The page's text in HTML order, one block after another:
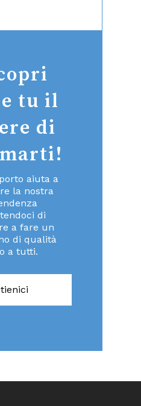
tu il
di
aiuta a
la nostra
di
a fare un
di qualità
a tutti.